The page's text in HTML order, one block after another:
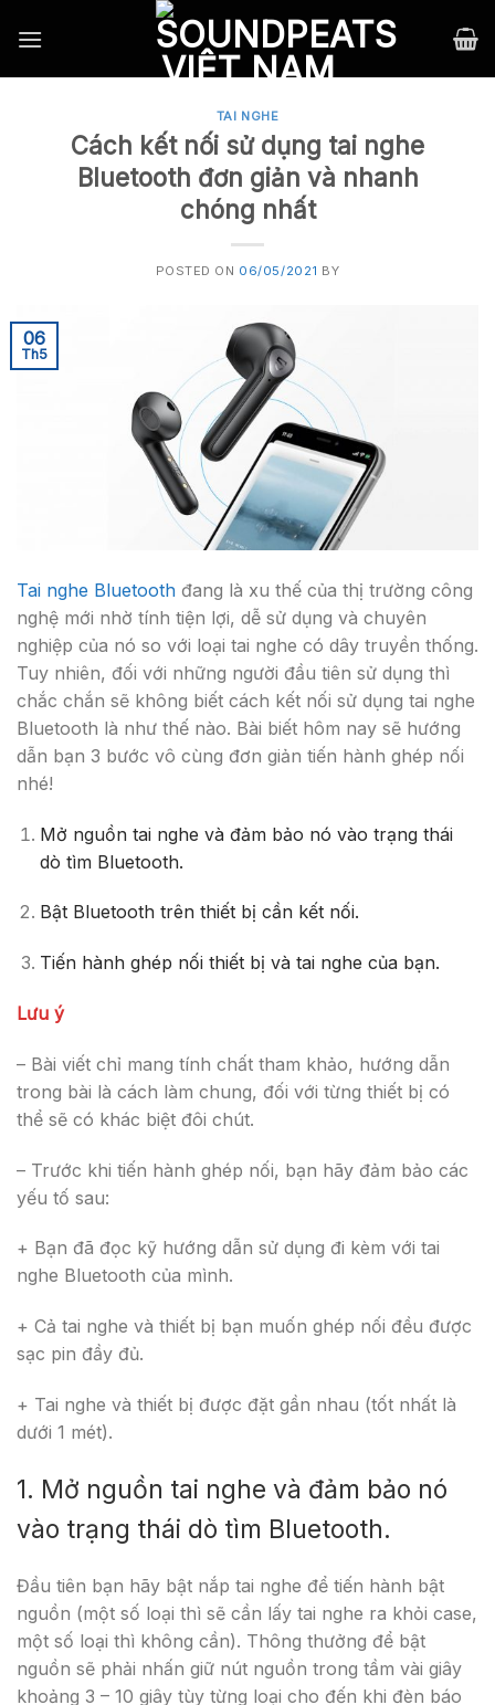
TAI NGHE
Cách kết nối sử dụng tai nghe
Bluetooth đơn giản và nhanh
chóng nhất
POSTED ON 06/05/2021 BY
06
Th5
Tai nghe Bluetooth đang là xu thế của thị trường công
nghệ mới nhờ tính tiện lợi, dễ sử dụng và chuyên
nghiệp của nó so với loại tai nghe có dây truyền thống.
Tuy nhiên, đối với những người đầu tiên sử dụng thì
chắc chắn sẽ không biết cách kết nối sử dụng tai nghe
Bluetooth là như thế nào. Bài biết hôm nay sẽ hướng
dẫn bạn 3 bước vô cùng đơn giản tiến hành ghép nối
nhé!
Mở nguồn tai nghe và đảm bảo nó vào trạng thái
dò tìm Bluetooth.
Bật Bluetooth trên thiết bị cần kết nối.
Tiến hành ghép nối thiết bị và tai nghe của bạn.
Lưu ý
– Bài viết chỉ mang tính chất tham khảo, hướng dẫn
trong bài là cách làm chung, đối với từng thiết bị có
thể sẽ có khác biệt đôi chút.
– Trước khi tiến hành ghép nối, bạn hãy đảm bảo các
yếu tố sau:
+ Bạn đã đọc kỹ hướng dẫn sử dụng đi kèm với tai
nghe Bluetooth của mình.
+ Cả tai nghe và thiết bị bạn muốn ghép nối đều được
sạc pin đầy đủ.
+ Tai nghe và thiết bị được đặt gần nhau (tốt nhất là
dưới 1 mét).
1. Mở nguồn tai nghe và đảm bảo nó
vào trạng thái dò tìm Bluetooth.
Đầu tiên bạn hãy bật nắp tai nghe để tiến hành bật
nguồn (một số loại thì sẽ cần lấy tai nghe ra khỏi case,
một số loại thì không cần). Thông thưởng để bật
nguồn sẽ phải nhấn giữ nút nguồn trong tầm vài giây
khoảng 3 – 10 giây tùy từng loại cho đến khi đèn báo